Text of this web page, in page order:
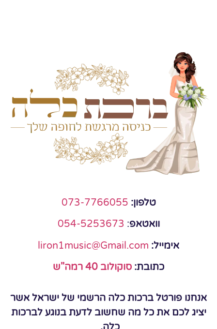
טלפון: 073-7766055
וואטאפ:
054-5253673
אימייל: liron1music@Gmail.com
כתובת: סוקולוב 40 רמה"ש
אנחנו פורטל ברכות כלה הרשמי של ישראל אשר
יציג לכם את כל מה שחשוב לדעת בנוגע לברכות